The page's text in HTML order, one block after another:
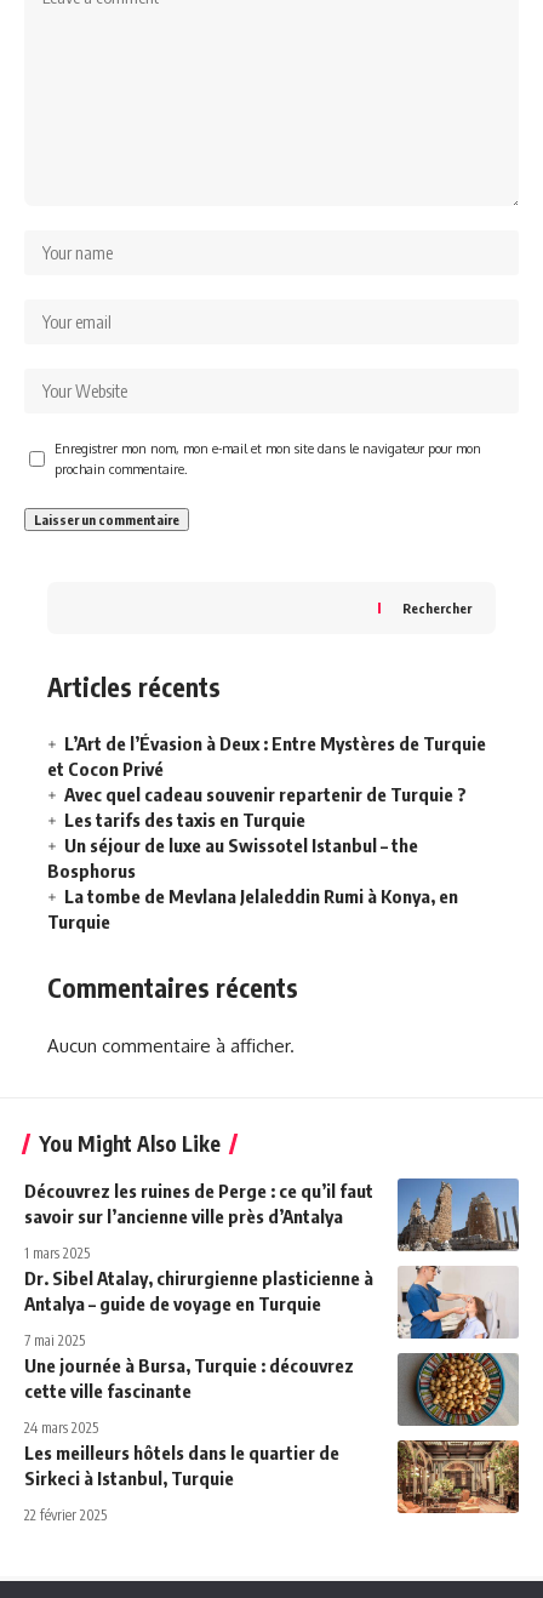
Enregistrer mon nom, mon e-mail et mon site dans le navigateur pour mon
prochain commentaire.
Rechercher
Articles récents
L’Art de l’Évasion à Deux : Entre Mystères de Turquie
et Cocon Privé
Avec quel cadeau souvenir repartenir de Turquie ?
Les tarifs des taxis en Turquie
Un séjour de luxe au Swissotel Istanbul – the
Bosphorus
La tombe de Mevlana Jelaleddin Rumi à Konya, en
Turquie
Commentaires récents
Aucun commentaire à afficher.
You Might Also Like
Découvrez les ruines de Perge : ce qu’il faut
savoir sur l’ancienne ville près d’Antalya
1 mars 2025
Dr. Sibel Atalay, chirurgienne plasticienne à
Antalya – guide de voyage en Turquie
7 mai 2025
Une journée à Bursa, Turquie : découvrez
cette ville fascinante
24 mars 2025
Les meilleurs hôtels dans le quartier de
Sirkeci à Istanbul, Turquie
22 février 2025